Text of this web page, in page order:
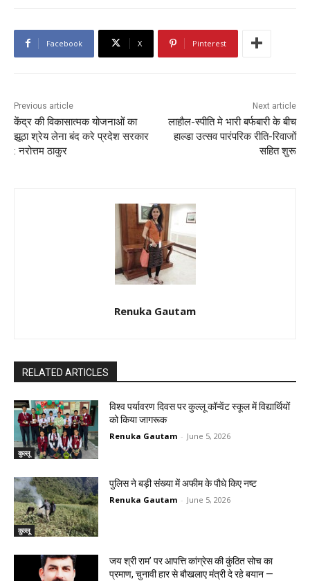
Facebook X Pinterest
Previous article
केंद्र की विकासात्मक योजनाओं का
झूठा श्रेय लेना बंद करे प्रदेश सरकार
: नरोत्तम ठाकुर
Next article
लाहौल-स्पीति मे भारी बर्फबारी के बीच
हाल्डा उत्सव पारंपरिक रीति-रिवाजों
सहित शुरू
Renuka Gautam
RELATED ARTICLES
कुल्लू
विश्व पर्यावरण दिवस पर कुल्लू कॉन्वेंट स्कूल में विद्यार्थियों
को किया जागरूक
Renuka Gautam - June 5, 2026
कुल्लू
पुलिस ने बड़ी संख्या में अफीम के पौधे किए नष्ट
Renuka Gautam - June 5, 2026
जय श्री राम’ पर आपत्ति कांग्रेस की कुंठित सोच का
प्रमाण, चुनावी हार से बौखलाए मंत्री दे रहे बयान —